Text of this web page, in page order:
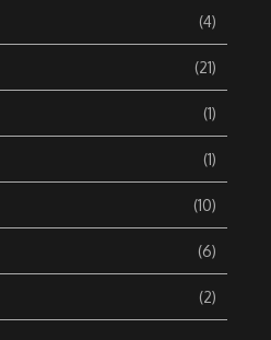
(4)
(21)
(1)
(1)
(10)
(6)
(2)